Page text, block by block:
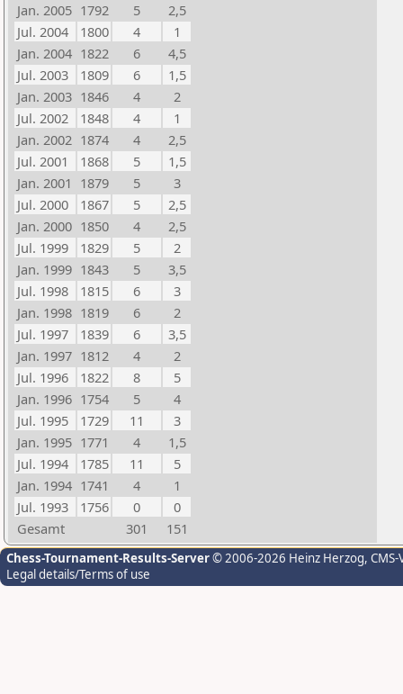
Jan. 2005 1792 5
2,5
Jul. 2004
1800 4
1
Jan. 2004 1822 6
4,5
Jul. 2003
1809 6
1,5
Jan. 2003 1846 4
2
Jul. 2002
1848 4
1
Jan. 2002 1874 4
2,5
Jul. 2001
1868 5
1,5
Jan. 2001 1879 5
3
Jul. 2000
1867 5
2,5
Jan. 2000 1850 4
2,5
Jul. 1999
1829 5
2
Jan. 1999 1843 5
3,5
Jul. 1998
1815 6
3
Jan. 1998 1819 6
2
Jul. 1997
1839 6
3,5
Jan. 1997 1812 4
2
Jul. 1996
1822 8
5
Jan. 1996 1754 5
4
Jul. 1995
1729 11
3
Jan. 1995 1771 4
1,5
Jul. 1994
1785 11
5
Jan. 1994 1741 4
1
Jul. 1993
1756 0
0
Gesamt
301 151
Chess-Tournament-Results-Server© 2006-2026 Heinz Herzog,
Legal details/Terms of use